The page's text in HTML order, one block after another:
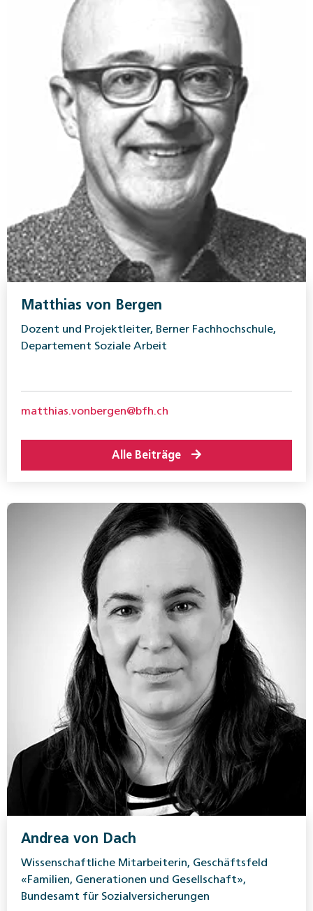
Matthias von Bergen
Dozent und Projektleiter, Berner Fachhochschule,
Departement Soziale Arbeit
matthias.vonbergen@bfh.ch
Alle Beiträge
Andrea von Dach
Wissenschaftliche Mitarbeiterin, Geschäftsfeld
«Familien, Generationen und Gesellschaft»,
Bundesamt für Sozialversicherungen